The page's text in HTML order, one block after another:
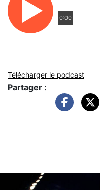
0:00
Télécharger le podcast
Partager :